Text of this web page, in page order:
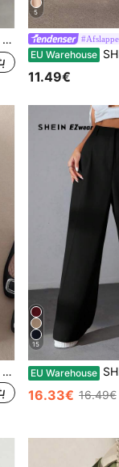
5
EU Warehouse
11.49€
LuminousWealth Elegant Plisseret Mesh A-formet Nederdel til Kvinder, Velegnet til Afslappet eller Kontorbrug, Minimalistisk & Yndefuld | Polyester Mesh Nederdel, Velegnet til Alle Sæsoner, Fantastisk Til Nytår, Fester Forår
15
EU Warehouse SHEIN
16.33€ 16.49€